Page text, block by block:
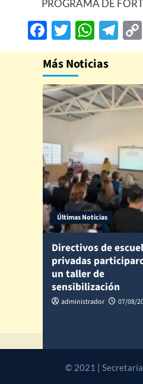
PROGRAMA DE
Facebook
Twitter
Más Noticias
Últimas Noticias
Directivos de
privadas
un taller de
sensibilización
administrador 07/08/
© 2021 | Secretaría